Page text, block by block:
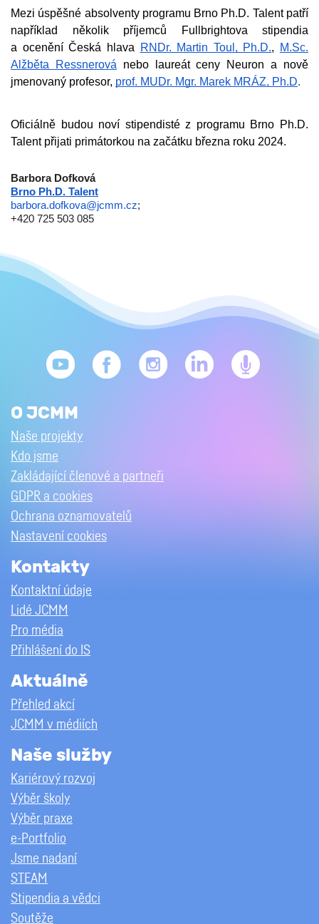
Mezi úspěšné absolventy programu Brno Ph.D. Talent patří
například několik příjemců Fullbrightova stipendia
a ocenění Česká hlava
RNDr. Martin Toul, Ph.D.,
M.Sc.
Alžběta Ressnerová nebo laureát ceny Neuron a nově
jmenovaný profesor, prof. MUDr. Mgr. Marek MRÁZ, Ph.D.
Oficiálně budou noví stipendisté z programu Brno Ph.D.
Talent přijati primátorkou na začátku března roku 2024.
Barbora Dofková
Brno Ph.D. Talent
barbora.dofkova@jcmm.cz;
+420 725 503 085
O JCMM
Naše projekty
Kdo jsme
Zakládající členové a partneři
GDPR a cookies
Ochrana oznamovatelů
Nastavení cookies
Kontakty
Kontaktní údaje
Lidé JCMM
Pro média
Přihlášení do IS
Aktuálně
Přehled akcí
JCMM v médiích
Naše služby
Kariérový rozvoj
Výběr školy
Výběr praxe
e-Portfolio
Jsme nadaní
STEAM
Stipendia a vědci
Soutěže